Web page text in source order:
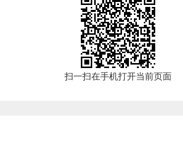
扫一扫在手机打开当前页面